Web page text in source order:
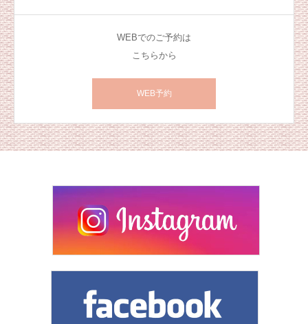
WEBでのご予約は
こちらから
WEB予約